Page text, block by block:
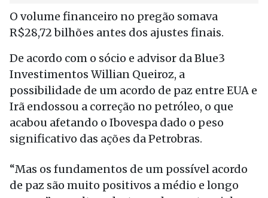
O volume financeiro no pregão somava
R$28,72 bilhões antes dos ajustes finais.
De acordo com o sócio e advisor da Blue3
Investimentos Willian Queiroz, a
possibilidade de um acordo de paz entre EUA e
Irã endossou a correção no petróleo, o que
acabou afetando o Ibovespa dado o peso
significativo das ações da Petrobras.
“Mas os fundamentos de um possível acordo
de paz são muito positivos a médio e longo